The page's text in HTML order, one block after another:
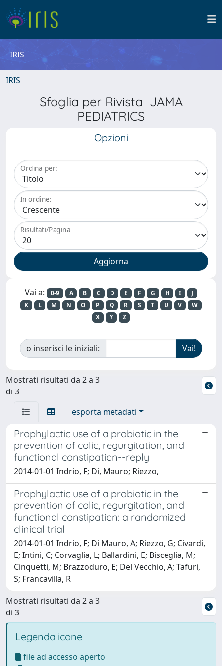
IRIS
IRIS
Sfoglia per Rivista JAMA
PEDIATRICS
Opzioni
Ordina per:
In ordine:
Risultati/Pagina
Vai a: 0-9 A B C D E F G H I
J
K
L M N O P Q R S T U V
W
X
Y Z
o inserisci le iniziali:
Mostrati risultati da 2 a 3
di 3
esporta metadati
Prophylactic use of a probiotic in the
prevention of colic, regurgitation, and
functional constipation--reply
2014-01-01 Indrio, F; Di, Mauro; Riezzo,
Prophylactic use of a probiotic in the
prevention of colic, regurgitation, and
functional constipation: a randomized
clinical trial
2014-01-01 Indrio, F; Di Mauro, A; Riezzo, G; Civardi,
E; Intini, C; Corvaglia, L; Ballardini, E; Bisceglia, M;
Cinquetti, M; Brazzoduro, E; Del Vecchio, A; Tafuri,
S; Francavilla, R
Mostrati risultati da 2 a 3
di 3
Legenda icone
file ad accesso aperto